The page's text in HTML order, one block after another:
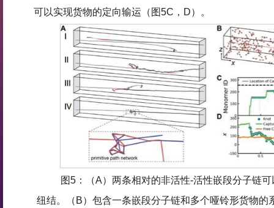
可以实现货物的定向输运（图5C，D）。
图5：（A）两条相对的非活性-活性嵌段分子链
纽结。（B）包含一条嵌段分子链和多个哑铃形货物的